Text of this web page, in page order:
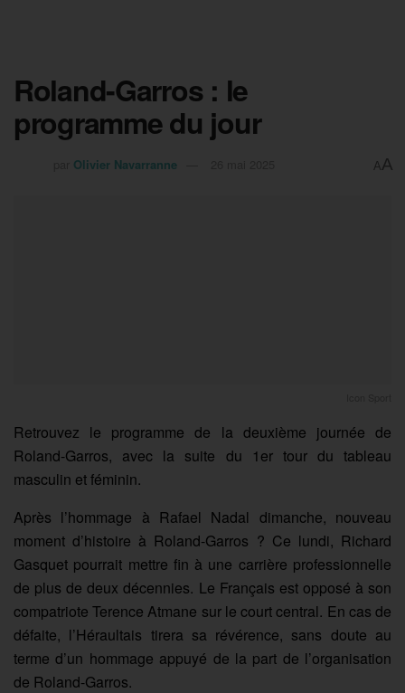
Roland-Garros : le
programme du jour
Olivier Navarranne AA
Retrouvez le programme de la deuxième journée de
Roland-Garros, avec la suite du 1er tour du tableau
masculin et féminin.
Après l’hommage à Rafael Nadal dimanche, nouveau
moment d’histoire à Roland-Garros ? Ce lundi, Richard
Gasquet pourrait mettre fin à une carrière professionnelle
de plus de deux décennies. Le Français est opposé à son
compatriote Terence Atmane sur le court central. En cas de
défaite, l’Héraultais tirera sa révérence, sans doute au
terme d’un hommage appuyé de la part de l’organisation
de Roland-Garros.